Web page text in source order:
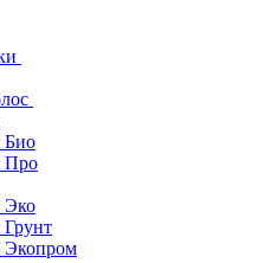
Био
Про
Эко
Грунт
Экопром